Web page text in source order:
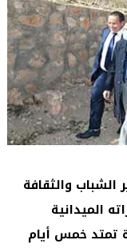
الشباب والثقافة
الميدانية
تمتد خمس أيام